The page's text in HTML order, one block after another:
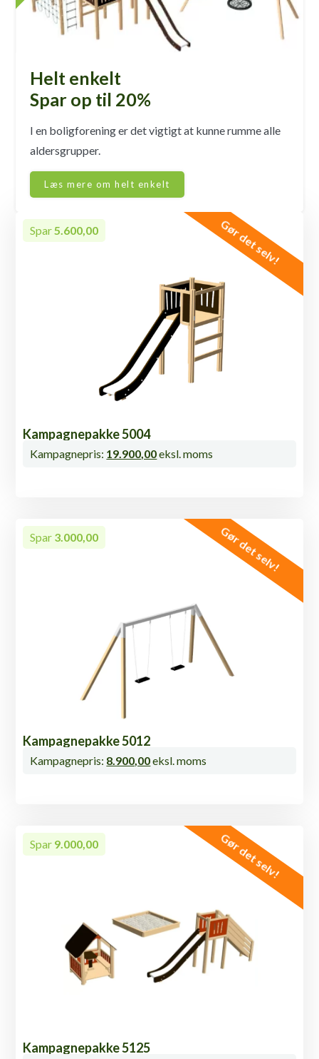
Helt enkelt
Spar op til 20%
I en boligforening er det vigtigt at kunne rumme alle
aldersgrupper.
Læs mere om helt enkelt
Gør det selv!
Spar5.600,00
Kampagnepakke 5004
Kampagnepris: 19.900,00eksl. moms
Gør det selv!
Spar 3.000,00
Kampagnepakke 5012
Kampagnepris: 8.900,00eksl. moms
Gør det selv!
Spar 9.000,00
Kampagnepakke 5125